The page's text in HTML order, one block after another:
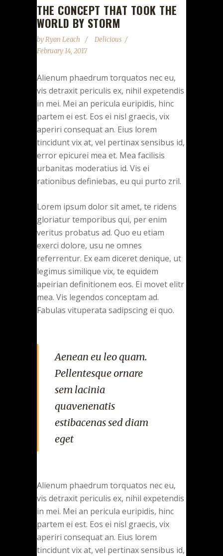
THE CONCEPT THAT TOOK THE
WORLD BY STORM
byRyan Leach
Delicious
February 14, 2017
Alienum phaedrum torquatos nec eu,
vis detraxit periculis ex, nihil expetendis
in mei. Mei an pericula euripidis, hinc
partem ei est. Eos ei nisl graecis, vix
aperiri consequat an. Eius lorem
tincidunt vix at, vel pertinax sensibus id,
error epicurei mea et. Mea facilisis
urbanitas moderatius id. Vis ei
rationibus definiebas, eu qui purto zril.
Lorem ipsum dolor sit amet, te ridens
gloriatur temporibus qui, per enim
veritus probatus ad. Quo eu etiam
exerci dolore, usu ne omnes
referrentur. Ex eam diceret denique, ut
legimus similique vix, te equidem
apeirian definitionem eos. Ei movet elitr
mea. Vis legendos conceptam ad.
Fabulas vituperata sadipscing ei quo.
Aenean eu leo quam.
Pellentesque ornare
sem lacinia
quavenenatis
estibacenas sed diam
eget
Alienum phaedrum torquatos nec eu,
vis detraxit periculis ex, nihil expetendis
in mei. Mei an pericula euripidis, hinc
partem ei est. Eos ei nisl graecis, vix
aperiri consequat an. Eius lorem
tincidunt vix at, vel pertinax sensibus id,